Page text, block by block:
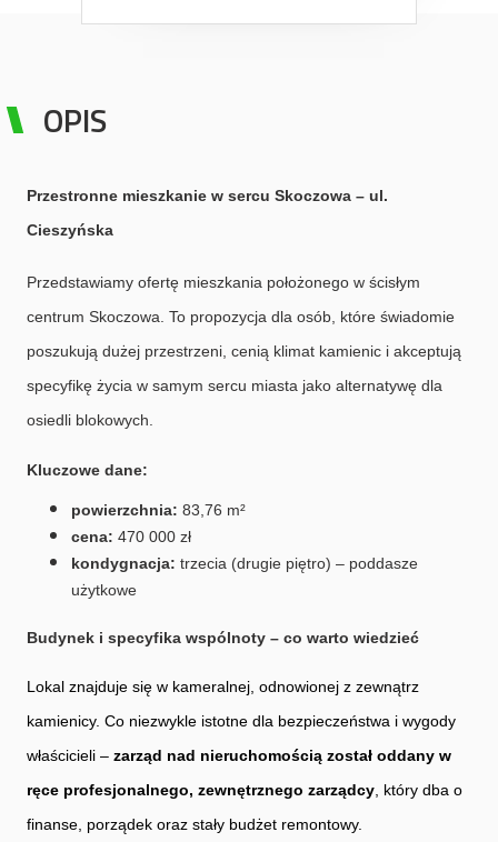
OPIS
Przestronne mieszkanie w sercu Skoczowa – ul.
Cieszyńska
Przedstawiamy ofertę mieszkania położonego w ścisłym
centrum Skoczowa. To propozycja dla osób, które świadomie
poszukują dużej przestrzeni, cenią klimat kamienic i akceptują
specyfikę życia w samym sercu miasta jako alternatywę dla
osiedli blokowych.
Kluczowe dane:
powierzchnia: 83,76 m²
cena: 470 000 zł
kondygnacja: trzecia (drugie piętro) – poddasze
użytkowe
Budynek i specyfika wspólnoty – co warto wiedzieć
Lokal znajduje się w kameralnej, odnowionej z zewnątrz
kamienicy. Co niezwykle istotne dla bezpieczeństwa i wygody
właścicieli – zarząd nad nieruchomością został oddany w
ręce profesjonalnego, zewnętrznego zarządcy , który dba o
finanse, porządek oraz stały budżet remontowy.